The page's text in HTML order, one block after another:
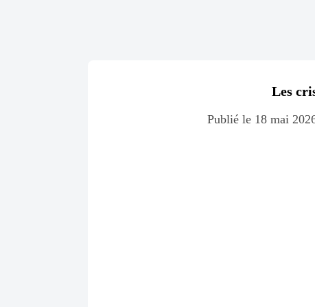
Les
Publié le 18 mai